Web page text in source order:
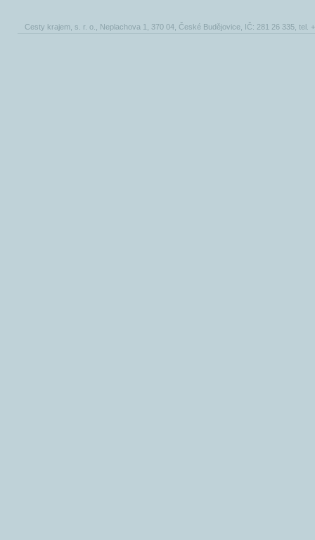
Cesty krajem, s. r. o., Neplachova 1, 370 04, České Budějovice, IČ: 281 26 335, tel.